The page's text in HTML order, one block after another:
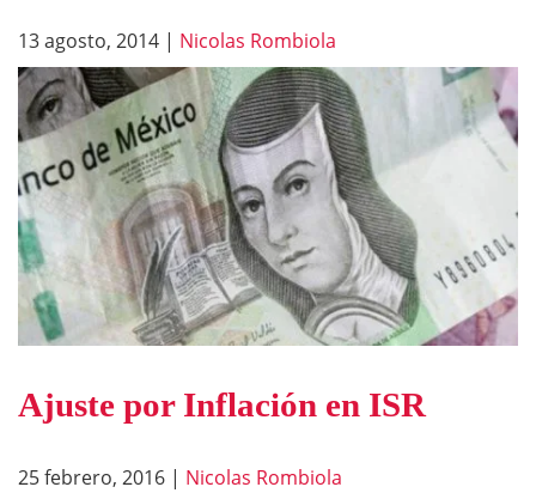
13 agosto, 2014 | Nicolas Rombiola
Ajuste por Inflación en ISR
25 febrero, 2016 | Nicolas Rombiola